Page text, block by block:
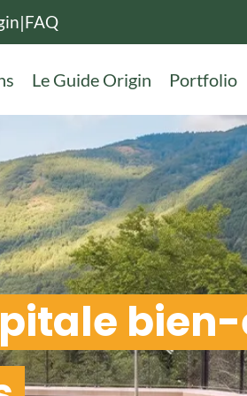
|FAQ
Le Guide Origin Portfolio